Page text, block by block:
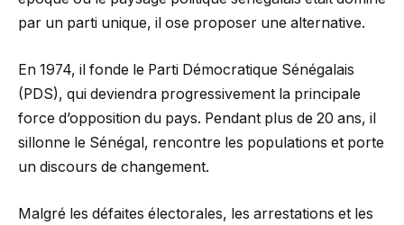
par un parti unique, il ose proposer une alternative.
En 1974, il fonde le Parti Démocratique Sénégalais
(PDS), qui deviendra progressivement la principale
force d’opposition du pays. Pendant plus de 20 ans, il
sillonne le Sénégal, rencontre les populations et porte
un discours de changement.
Malgré les défaites électorales, les arrestations et les